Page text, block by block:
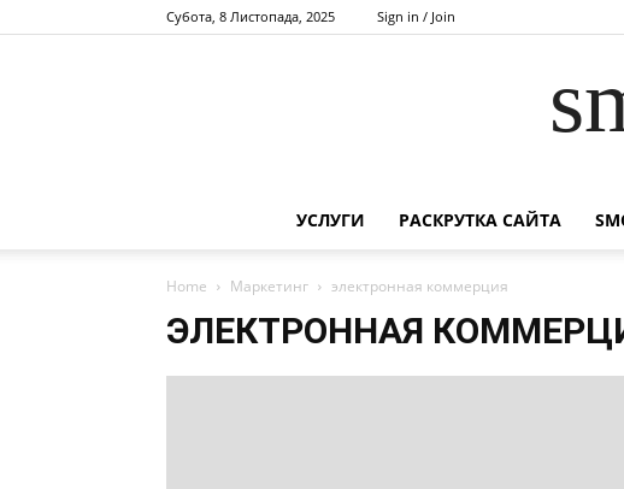
Субота, 8 Листопада, 2025 Sign in / Join
УСЛУГИ РАСКРУТКА САЙТА
Home Маркетинг электронная коммерция
ЭЛЕКТРОННАЯ